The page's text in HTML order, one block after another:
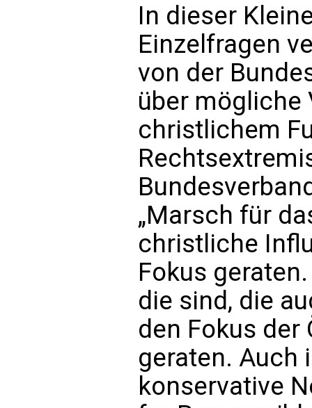
In dieser
Einzelfragen
von der
über mögliche
christlichem
„Marsch für
christliche
Fokus
die sind, die
den Fokus der
geraten. Auch
konservative